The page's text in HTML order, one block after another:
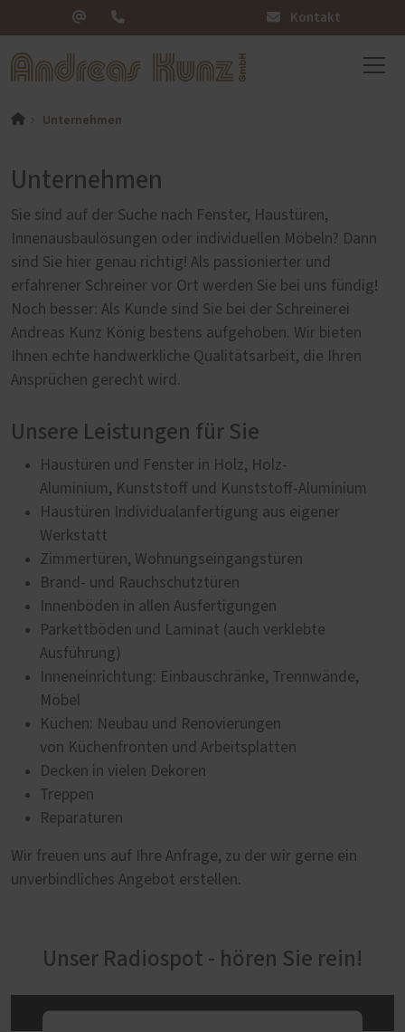
Kontakt
Unternehmen
Unternehmen
Sie sind auf der Suche nach Fenster, Haustüren,
Innenausbaulösungen oder individuellen Möbeln? Dann
sind Sie hier genau richtig! Als passionierter und
erfahrener Schreiner vor Ort werden Sie bei uns fündig!
Noch besser: Als Kunde sind Sie bei der Schreinerei
Andreas Kunz König bestens aufgehoben. Wir bieten
Ihnen echte handwerkliche Qualitätsarbeit, die Ihren
Ansprüchen gerecht wird.
Unsere Leistungen für Sie
Haustüren und Fenster in Holz, Holz-
Aluminium, Kunststoff und Kunststoff-Aluminium
Haustüren Individualanfertigung aus eigener
Werkstatt
Zimmertüren, Wohnungseingangstüren
Brand- und Rauchschutztüren
Innenböden in allen Ausfertigungen
Parkettböden und Laminat (auch verklebte
Ausführung)
Inneneinrichtung: Einbauschränke, Trennwände,
Möbel
Küchen: Neubau und Renovierungen
von Küchenfronten und Arbeitsplatten
Decken in vielen Dekoren
Treppen
Reparaturen
Wir freuen uns auf Ihre Anfrage, zu der wir gerne ein
unverbindliches Angebot erstellen.
Unser Radiospot - hören Sie rein!